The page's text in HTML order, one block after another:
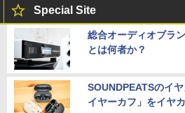
Special Site
総合オーディオブラ
とは何者か？
SOUNDPEATSのイ
イヤーカフ」をイヤ